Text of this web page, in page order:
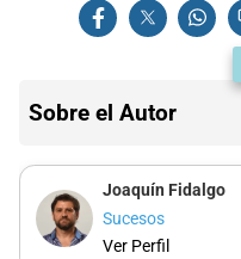
Sobre el Autor
Joaquín Fidalgo
Sucesos
Ver Perfil